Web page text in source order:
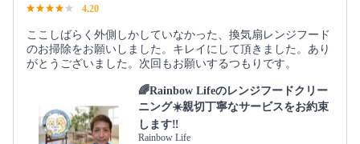
4.20
ここしばらく外側しかしていなかった、換気扇レンジフード
のお掃除をお願いしました。キレイにして頂きました。あり
がとうございました。次回もお願いするつもりです。
🌈Rainbow Lifeのレンジフードクリー
ニング☀️親切丁寧なサービスをお約束
します‼️
Rainbow Life